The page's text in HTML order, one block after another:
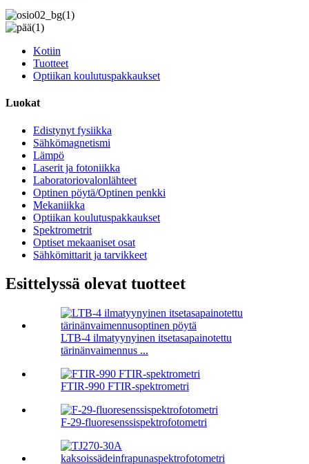
Kotiin
Tuotteet
Optiikan koulutuspakkaukset
Luokat
Edistynyt fysiikka
Sähkömagnetismi
Lämpö
Laserit ja fotoniikka
Laboratoriovalonlähteet
Optinen pöytä/Optinen penkki
Mekaniikka
Optiikan koulutuspakkaukset
Spektrometrit
Optiset mekaaniset osat
Sähkömittarit ja tarvikkeet
Esittelyssä olevat tuotteet
LTB-4 ilmatyynyinen itsetasapainotettu
tärinänvaimennus ...
FTIR-990 FTIR-spektrometri
F-29-fluoresenssispektrofotometri